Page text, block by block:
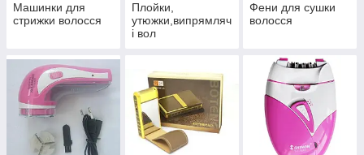
Машинки для
стрижки волосся
Плойки,
утюжки,випрямляч
і вол
Фени для сушки
волосся